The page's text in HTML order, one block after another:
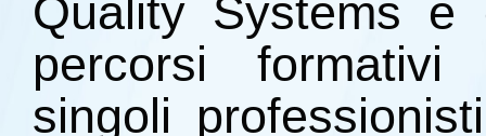
Quality Systems è
percorsi
singoli